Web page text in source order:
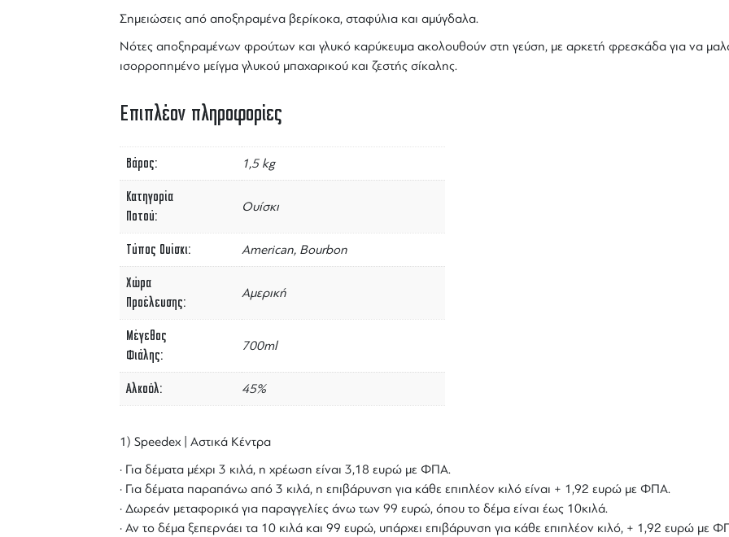
Σημειώσεις από αποξηραμένα βερίκοκα, σταφύλια και αμύγδαλα.
Νότες αποξηραμένων φρούτων και γλυκό καρύκευμα ακολουθούν στη γεύση, με αρκετή φρεσκάδα για να
ισορροπημένο μείγμα γλυκού μπαχαρικού και ζεστής σίκαλης.
Επιπλέον πληροφορίες
Βάρος 1,5 kg
Κατηγορία
Ποτού
Ουίσκι
Τύπος Ουίσκι American, Bourbon
Χώρα
Προέλευσης
Αμερική
Μέγεθος
Φιάλης
700ml
Αλκοόλ 45%
1) Speedex | Αστικά Κέντρα
· Για δέματα μέχρι 3 κιλά, η χρέωση είναι 3,18 ευρώ με ΦΠΑ.
· Για δέματα παραπάνω από 3 κιλά, η επιβάρυνση για κάθε επιπλέον κιλό είναι + 1,92 ευρώ με ΦΠΑ.
· Δωρεάν μεταφορικά για παραγγελίες άνω των 99 ευρώ, όπου το δέμα είναι έως 10κιλά.
· Αν το δέμα ξεπερνάει τα 10 κιλά και 99 ευρώ, υπάρχει επιβάρυνση για κάθε επιπλέον κιλό, + 1,92 ευρώ με